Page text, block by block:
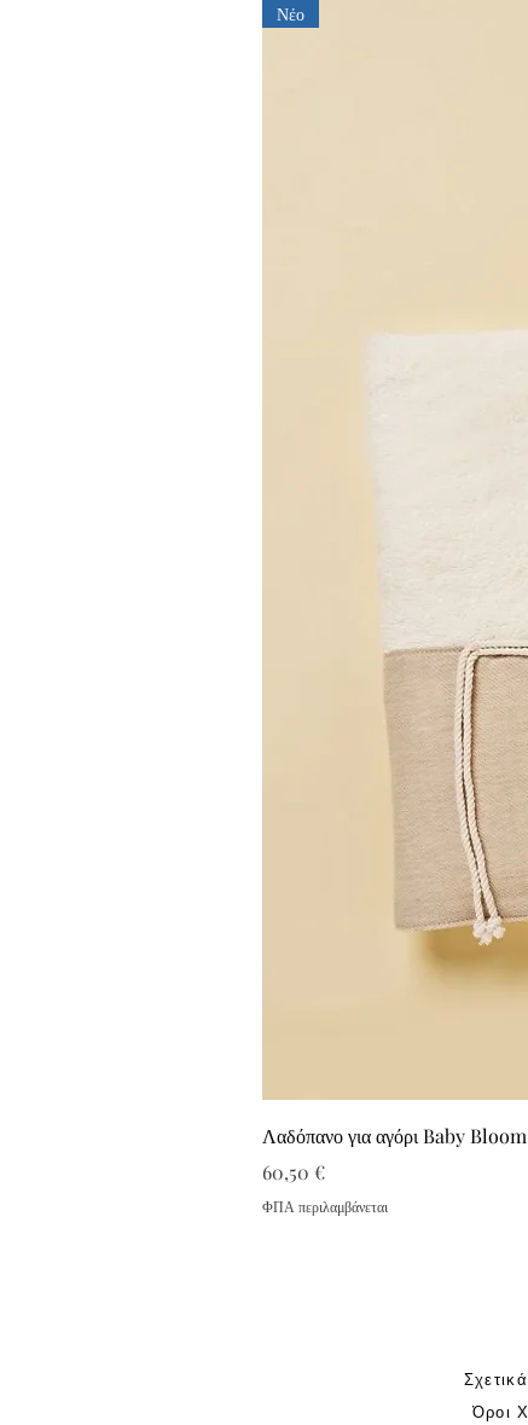
Νέο
Λαδόπανο για αγόρι Baby
Τιμή
60,50 €
ΦΠΑ περιλαμβάνεται
Όροι